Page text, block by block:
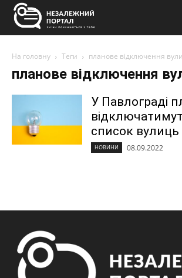
На головну Теги планове відключення
планове відключення
У Павлограді
список вулиць
НОВИНИ 08.09.2022